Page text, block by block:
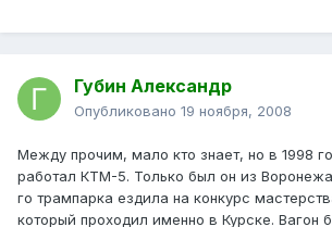
Губин Александр
Опубликовано 19 ноября, 2008
Между прочим, мало кто знает, но в 1998
работал КТМ-5. Только был он из
го трампарка ездила на конкурс
который проходил именно в Курске. Вагон